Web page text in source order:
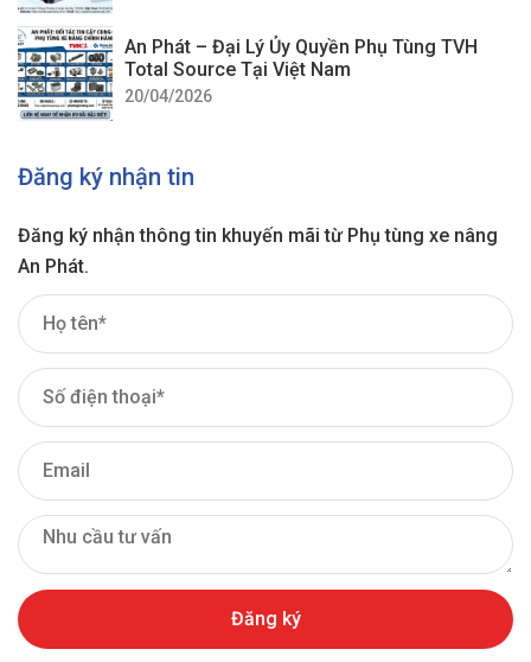
An Phát – Đại Lý Ủy Quyền Phụ Tùng TVH
Total Source Tại Việt Nam
20/04/2026
Đăng ký nhận tin
Đăng ký nhận thông tin khuyến mãi từ Phụ tùng xe nâng
An Phát.